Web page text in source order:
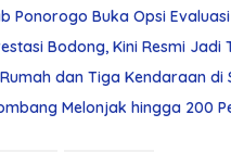
Ponorogo Buka Opsi
Bodong, Kini Resmi Jadi
dan Tiga Kendaraan di
Melonjak hingga 200